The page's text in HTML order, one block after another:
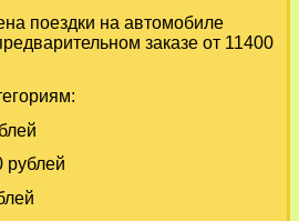
поездки на автомобиле
заказе от 11400
рублей